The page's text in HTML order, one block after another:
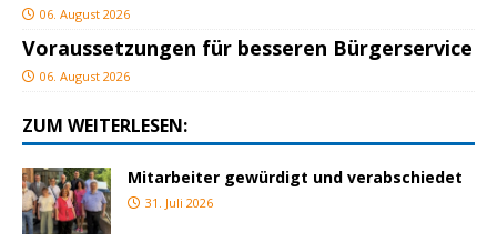
06. August 2026
Voraussetzungen für besseren Bürgerservice
06. August 2026
ZUM WEITERLESEN:
Mitarbeiter gewürdigt und verabschiedet
31. Juli 2026